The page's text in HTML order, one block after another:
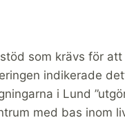
som krävs för
indikerade
i Lund
med bas inom